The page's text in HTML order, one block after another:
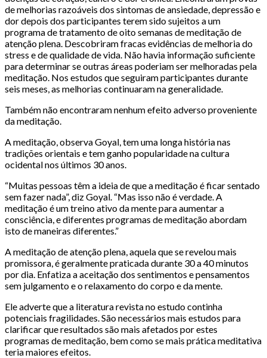
de melhorias razoáveis dos sintomas de ansiedade, depressão e
dor depois dos participantes terem sido sujeitos a um
programa de tratamento de oito semanas de meditação de
atenção plena. Descobriram fracas evidências de melhoria do
stress e de qualidade de vida. Não havia informação suficiente
para determinar se outras áreas poderiam ser melhoradas pela
meditação. Nos estudos que seguiram participantes durante
seis meses, as melhorias continuaram na generalidade.
Também não encontraram nenhum efeito adverso proveniente
da meditação.
A meditação, observa Goyal, tem uma longa história nas
tradições orientais e tem ganho popularidade na cultura
ocidental nos últimos 30 anos.
“Muitas pessoas têm a ideia de que a meditação é ficar sentado
sem fazer nada”, diz Goyal. “Mas isso não é verdade. A
meditação é um treino ativo da mente para aumentar a
consciência, e diferentes programas de meditação abordam
isto de maneiras diferentes.”
A meditação de atenção plena, aquela que se revelou mais
promissora, é geralmente praticada durante 30 a 40 minutos
por dia. Enfatiza a aceitação dos sentimentos e pensamentos
sem julgamento e o relaxamento do corpo e da mente.
Ele adverte que a literatura revista no estudo continha
potenciais fragilidades. São necessários mais estudos para
clarificar que resultados são mais afetados por estes
programas de meditação, bem como se mais prática meditativa
teria maiores efeitos.